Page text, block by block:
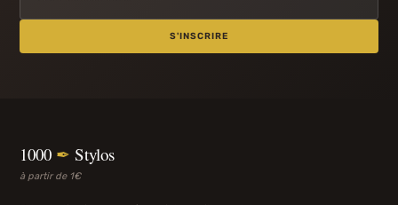
S'INSCRIRE
1000 ✒ Stylos
à partir de 1€